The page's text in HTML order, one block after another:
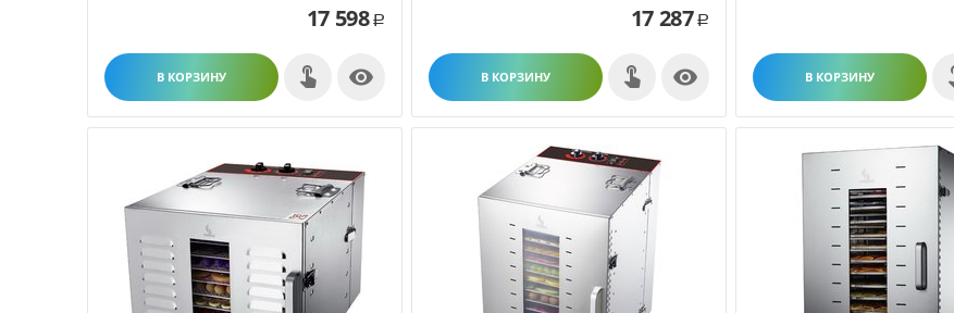
17 598 Р
В КОРЗИНУ 
17 287 Р
В КОРЗИНУ  В КОРЗИНУ